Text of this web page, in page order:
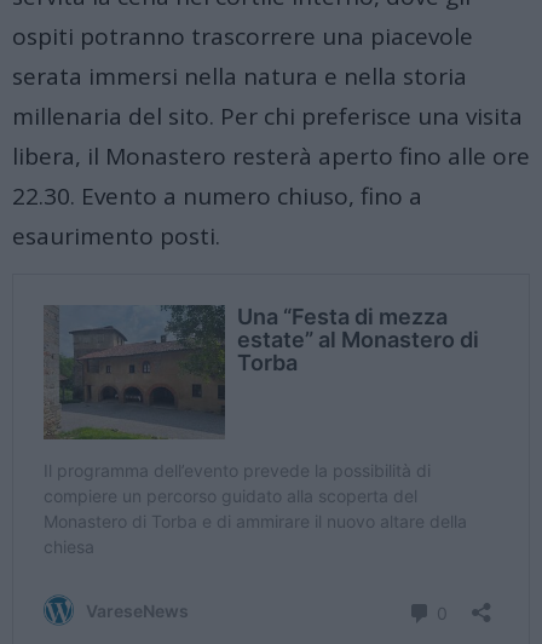
ospiti potranno trascorrere una piacevole
serata immersi nella natura e nella storia
millenaria del sito. Per chi preferisce una visita
libera, il Monastero resterà aperto fino alle ore
22.30. Evento a numero chiuso, fino a
esaurimento posti.